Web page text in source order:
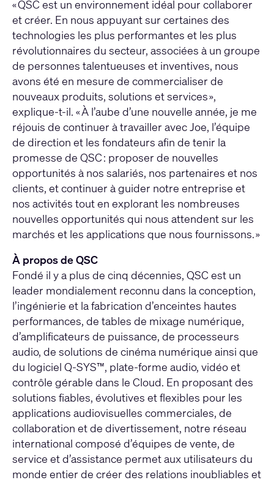
« QSC est un environnement idéal pour collaborer
et créer. En nous appuyant sur certaines des
technologies les plus performantes et les plus
révolutionnaires du secteur, associées à un groupe
de personnes talentueuses et inventives, nous
avons été en mesure de commercialiser de
nouveaux produits, solutions et services »,
explique-t-il. « À l’aube d’une nouvelle année, je me
réjouis de continuer à travailler avec Joe, l’équipe
de direction et les fondateurs afin de tenir la
promesse de QSC : proposer de nouvelles
opportunités à nos salariés, nos partenaires et nos
clients, et continuer à guider notre entreprise et
nos activités tout en explorant les nombreuses
nouvelles opportunités qui nous attendent sur les
marchés et les applications que nous fournissons. »
À propos de QSC
Fondé il y a plus de cinq décennies, QSC est un
leader mondialement reconnu dans la conception,
l’ingénierie et la fabrication d’enceintes hautes
performances, de tables de mixage numérique,
d’amplificateurs de puissance, de processeurs
audio, de solutions de cinéma numérique ainsi que
du logiciel Q-SYS™, plate-forme audio, vidéo et
contrôle gérable dans le Cloud. En proposant des
solutions fiables, évolutives et flexibles pour les
applications audiovisuelles commerciales, de
collaboration et de divertissement, notre réseau
international composé d’équipes de vente, de
service et d’assistance permet aux utilisateurs du
monde entier de créer des relations inoubliables et